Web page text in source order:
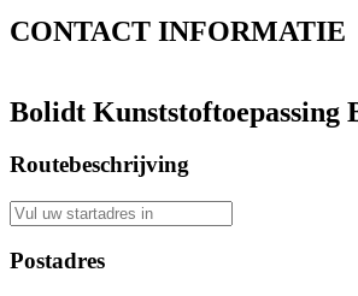
CONTACT INFORMATIE
Bolidt Kunststoftoepassing
Routebeschrijving
Postadres